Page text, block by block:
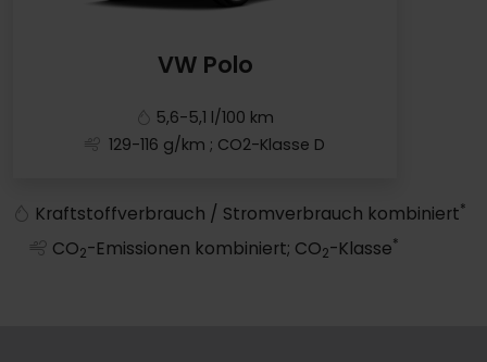
VW Polo
5,6-5,1 l/100 km
129-116 g/km; CO2-Klasse D
Kraftstoffverbrauch / Stromverbrauch kombiniert*
CO2-Emissionen kombiniert; CO2-Klasse*